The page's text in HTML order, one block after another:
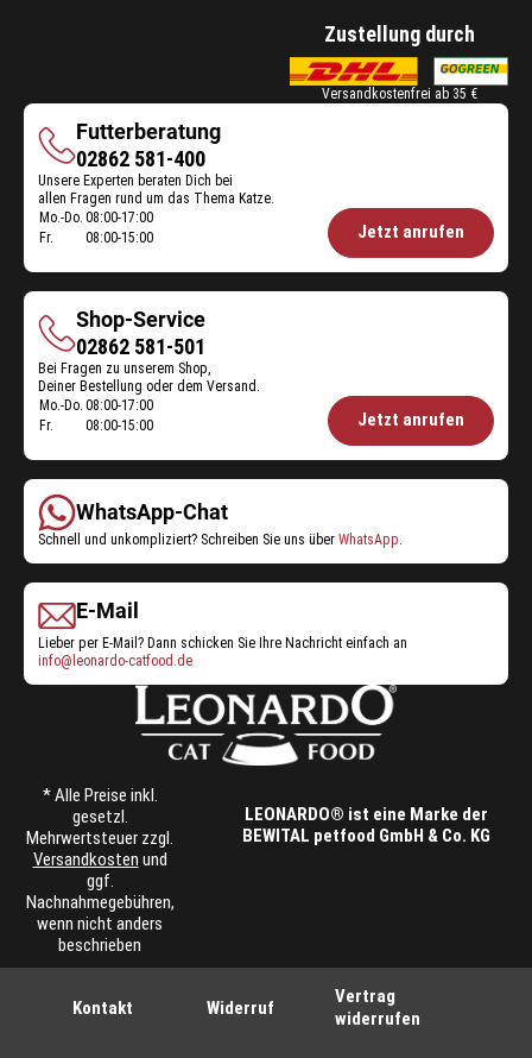
Zustellung durch
Versandkostenfrei ab 35 €
Futterberatung
Futterberatung
02862 581-400
Unsere Experten beraten Dich bei
allen Fragen rund um das Thema Katze.
Öffnungszeiten
Mo.-Do. 08:00-17:00
Fr.
08:00-15:00 Jetzt anrufen
Shop-Service
Shop-
Service
02862 581-501
Bei Fragen zu unserem Shop,
Deiner Bestellung oder dem Versand.
Öffnungszeiten
Mo.-Do. 08:00-17:00
Fr.
08:00-15:00 Jetzt anrufen
WhatsApp-Chat
Schnell und unkompliziert? Schreiben Sie uns über WhatsApp
E-Mail
Lieber per E-Mail? Dann schicken Sie Ihre Nachricht einfach an
info@leonardo-catfood.de
* Alle Preise inkl.
gesetzl.
Mehrwertsteuer zzgl.
Versandkosten und
ggf.
Nachnahmegebühren,
wenn nicht anders
beschrieben
LEONARDO® ist eine Marke der
BEWITAL petfood GmbH & Co. KG
Kontakt Widerruf
Vertrag
widerrufen